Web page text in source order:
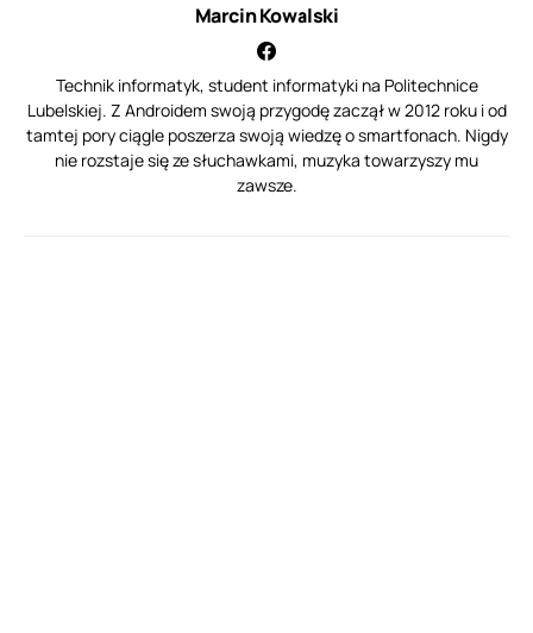
Marcin Kowalski
Technik informatyk, student informatyki na Politechnice
Lubelskiej. Z Androidem swoją przygodę zaczął w 2012 roku i od
tamtej pory ciągle poszerza swoją wiedzę o smartfonach. Nigdy
nie rozstaje się ze słuchawkami, muzyka towarzyszy mu
zawsze.